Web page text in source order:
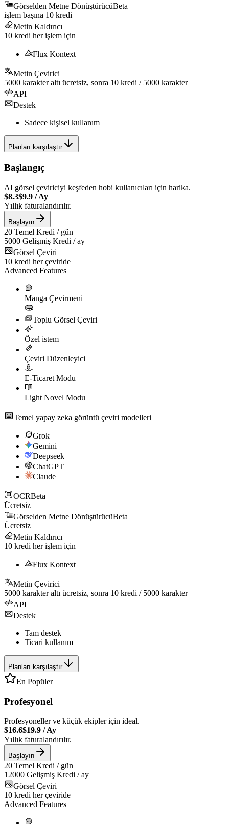
Görselden Metne DönüştürücüBeta
işlem başına 10 kredi
Metin Kaldırıcı
10 kredi her işlem için
Flux Kontext
Metin Çevirici
5000 karakter altı ücretsiz, sonra 10 kredi / 5000 karakter
API
Destek
Sadece kişisel kullanım
Planları karşılaştır
Başlangıç
AI görsel çeviriciyi keşfeden hobi kullanıcıları için harika.
$8.3$9.9 /Ay
Yıllık faturalandırılır.
Başlayın
20 Temel Kredi / gün
5000 Gelişmiş Kredi / ay
Görsel Çeviri
10 kredi her çeviride
Advanced Features
Manga Çevirmeni
Toplu Görsel Çeviri
Özel istem
Çeviri Düzenleyici
E-Ticaret Modu
Light Novel Modu
Temel yapay zeka görüntü çeviri modelleri
Grok
Gemini
Deepseek
ChatGPT
Claude
OCRBeta
Ücretsiz
Görselden Metne DönüştürücüBeta
Ücretsiz
Metin Kaldırıcı
10 kredi her işlem için
Flux Kontext
Metin Çevirici
5000 karakter altı ücretsiz, sonra 10 kredi / 5000 karakter
API
Destek
Tam destek
Ticari kullanım
Planları karşılaştır
En Popüler
Profesyonel
Profesyoneller ve küçük ekipler için ideal.
$16.6$19.9 /Ay
Yıllık faturalandırılır.
Başlayın
20 Temel Kredi / gün
12000 Gelişmiş Kredi / ay
Görsel Çeviri
10 kredi her çeviride
Advanced Features